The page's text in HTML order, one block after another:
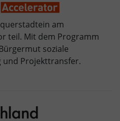
am
teil. Mit dem Programm
soziale
und Projekttransfer.